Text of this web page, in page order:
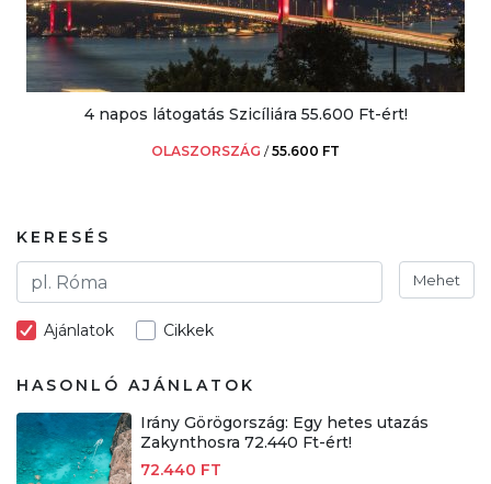
4 napos látogatás Szicíliára 55.600 Ft-ért!
OLASZORSZÁG /55.600 FT
KERESÉS
Mehet
Ajánlatok Cikkek
HASONLÓ AJÁNLATOK
Irány Görögország: Egy hetes utazás
Zakynthosra 72.440 Ft-ért!
72.440 FT